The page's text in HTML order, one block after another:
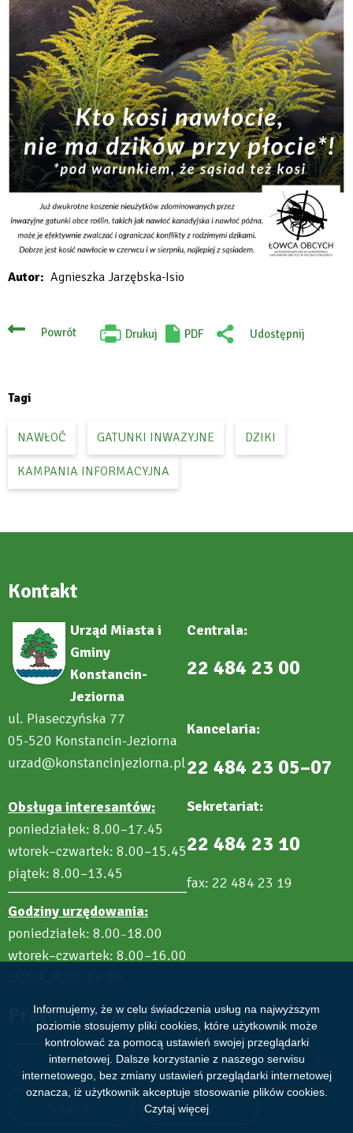
Informujemy, że w celu świadczenia usług na najwyższym
poziomie stosujemy pliki cookies, które użytkownik może
kontrolować za pomocą ustawień swojej przeglądarki
internetowej. Dalsze korzystanie z naszego serwisu
internetowego, bez zmiany ustawień przeglądarki internetowej
oznacza, iż użytkownik akceptuje stosowanie plików cookies.
Czytaj więcej
Autor Agnieszka Jarzębska-Isio
Powrót Drukuj
Will
PDF
Udostępnij
Tagi
NAWŁOĆ GATUNKI INWAZYJNE DZIKI
KAMPANIA INFORMACYJNA
Kontakt
Urząd Miasta i
Gminy
Konstancin-
Jeziorna
ul. Piaseczyńska 77
05-520 Konstancin-Jeziorna
urzad@konstancinjeziorna.pl
Obsługa interesantów:
poniedziałek: 8.00–17.45
wtorek–czwartek: 8.00–15.45
piątek: 8.00–13.45
Godziny urzędowania:
poniedziałek: 8.00–18.00
wtorek–czwartek: 8.00–16.00
Centrala:
22 484 23 00
Kancelaria:
22 484 23 05–07
Sekretariat:
22 484 23 10
fax: 22 484 23 19
Przydatne zakładki
Aktualności Wydarzenia
Filmy